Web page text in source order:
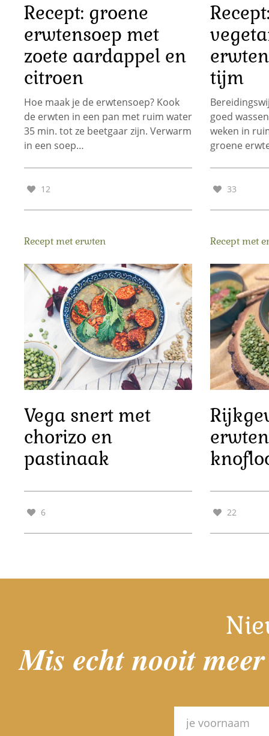
Recept: groene
erwtensoep met
zoete aardappel en
citroen
Hoe maak je de erwtensoep? Kook
de erwten in een pan met ruim water
35 min. tot ze beetgaar zijn. Verwarm
in een soep…
12
tijm
goed
weken in
groene
33
Recept met erwten
Vega snert met
chorizo en
pastinaak
6
Recept met
22
Mis echt nooit